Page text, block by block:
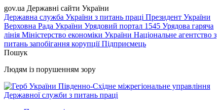
gov.ua Державні сайти України
Державна служба України з питань праці Президент України
Верховна Рада України Урядовий портал 1545 Урядова гаряча
лінія Міністерство економіки України Національне агентство з
питань запобігання корупціїПідприємець
Пошук
Людям із порушенням зору
Південно-Східне міжрегіональне управління
Державної служби з питань праці